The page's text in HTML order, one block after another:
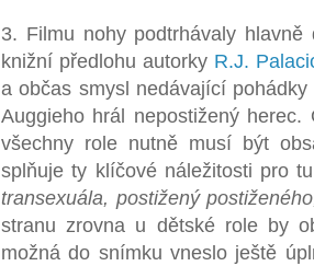
3. Filmu nohy podtrhávaly
knižní předlohu autorky R.J.
a občas smysl nedávající
Auggieho hrál nepostižený
všechny role nutně musí být
splňuje ty klíčové náležitosti pro
transexuála, postižený
stranu zrovna u dětské role by
možná do snímku vneslo ještě